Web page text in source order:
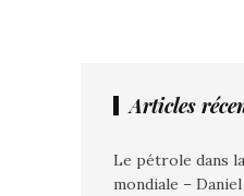
Articles
Le pétrole dans
mondiale –